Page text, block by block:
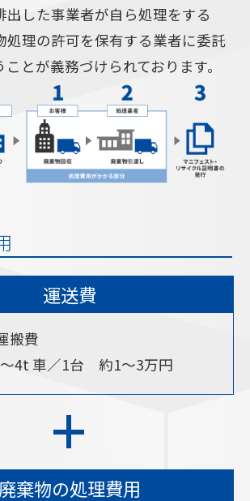
出した事業者が自ら処理をする
処理の許可を保有する業者に委託
とが義務づけられております。
運送費
搬費
〜4t 車／1台 約1〜3万円
+
廃棄物の処理費用